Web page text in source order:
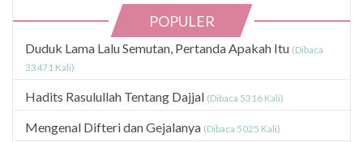
POPULER
Duduk Lama Lalu Semutan, Pertanda Apakah Itu (Dibaca
33471 Kali)
Hadits Rasulullah Tentang Dajjal (Dibaca 5316 Kali)
Mengenal Difteri dan Gejalanya (Dibaca 5025 Kali)